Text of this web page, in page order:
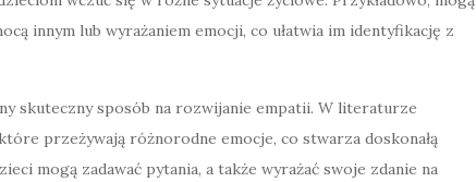
innym lub wyrażaniem emocji, co ułatwia im identyfikację z
skuteczny sposób na rozwijanie empatii. W literaturze
przeżywają różnorodne emocje, co stwarza doskonałą
mogą zadawać pytania, a także wyrażać swoje zdanie na